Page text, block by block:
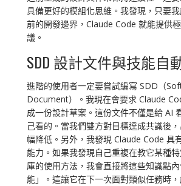
具備更好的模組化思維。我發現，只要
前的開發邊界，Claude Code 就能提供
議。
SDD 設計文件與技能自
進階的使用者一定要嘗試編寫 SDD（
Document）。我現在會要求 Claude
成一份設計草案。這份文件不僅是給 AI
己看的。當我們雙方對目標達成共識後
幅降低。另外，我發現 Claude Code 具
能力。如果我發現自己重複在教它某種
庫的使用方法，我會直接將這些知識點
能」。這讓它在下一次面對類似任務時